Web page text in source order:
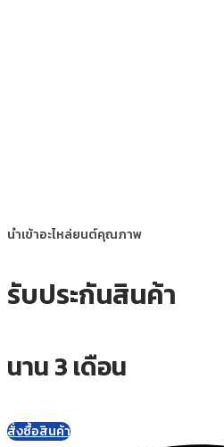
นำเข้าอะไหล่ยนต์คุณภาพ
รับประกันสินค้า
นาน 3 เดือน
สั่งซื้อสินค้า